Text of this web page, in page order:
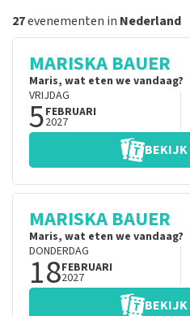
27evenementen in Nederland
MARISKA BAUER
Maris, wat eten we vandaag?
VRIJDAG
5FEBRUARI
2027
MARISKA BAUER
Maris, wat eten we vandaag?
DONDERDAG
18FEBRUARI
2027